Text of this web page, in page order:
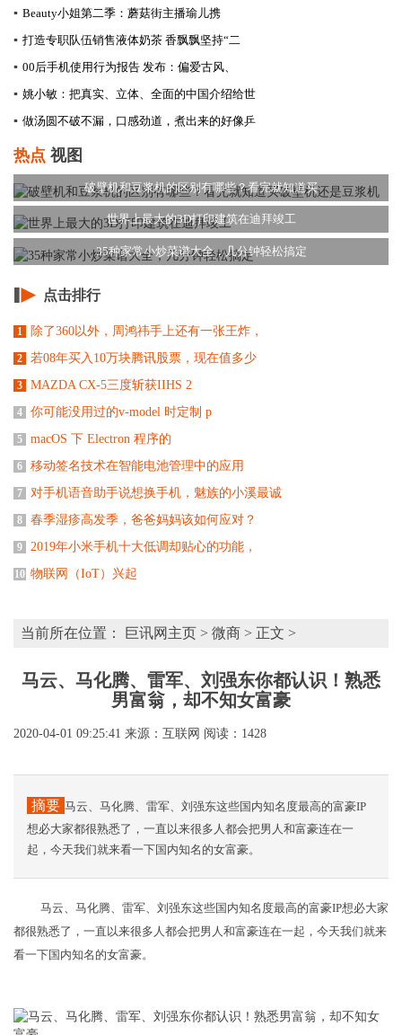
▪ Beauty小姐第二季：蘑菇街主播瑜儿携
▪ 打造专职队伍销售液体奶茶 香飘飘坚持“二
▪ 00后手机使用行为报告 发布：偏爱古风、
▪ 姚小敏：把真实、立体、全面的中国介绍给世
▪ 做汤圆不破不漏，口感劲道，煮出来的好像乒
热点 视图
破壁机和豆浆机的区别有哪些？看完就知道买
世界上最大的3D打印建筑在迪拜竣工
35种家常小炒菜谱大全，几分钟轻松搞定
点击排行
1 除了360以外，周鸿祎手上还有一张王炸，
2 若08年买入10万块腾讯股票，现在值多少
3 MAZDA CX-5三度斩获IIHS 2
4 你可能没用过的v-model 时定制 p
5 macOS 下 Electron 程序的
6 移动签名技术在智能电池管理中的应用
7 对手机语音助手说想换手机，魅族的小溪最诚
8 春季湿疹高发季，爸爸妈妈该如何应对？
9 2019年小米手机十大低调却贴心的功能，
10 物联网（IoT）兴起
当前所在位置： 巨讯网主页 > 微商 > 正文 >
马云、马化腾、雷军、刘强东你都认识！熟悉
男富翁，却不知女富豪
2020-04-01 09:25:41 来源：互联网 阅读：1428
摘要 马云、马化腾、雷军、刘强东这些国内知名度最高的富豪IP
想必大家都很熟悉了，一直以来很多人都会把男人和富豪连在一
起，今天我们就来看一下国内知名的女富豪。
马云、马化腾、雷军、刘强东这些国内知名度最高的富豪IP想必大家
都很熟悉了，一直以来很多人都会把男人和富豪连在一起，今天我们就来
看一下国内知名的女富豪。